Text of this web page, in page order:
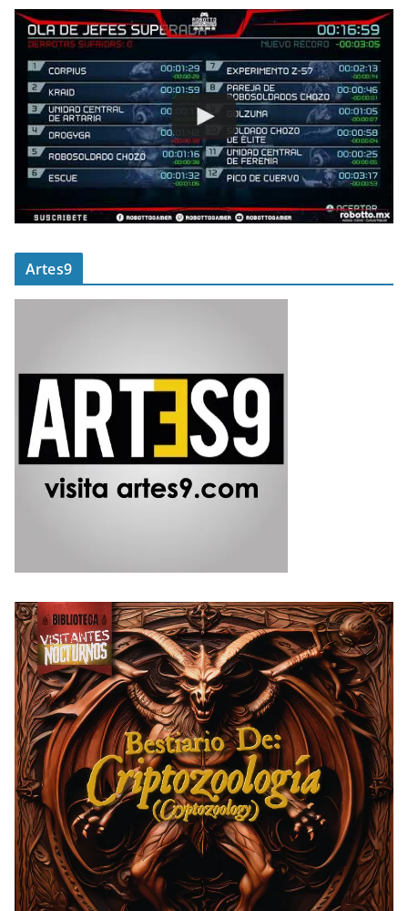
Artes9